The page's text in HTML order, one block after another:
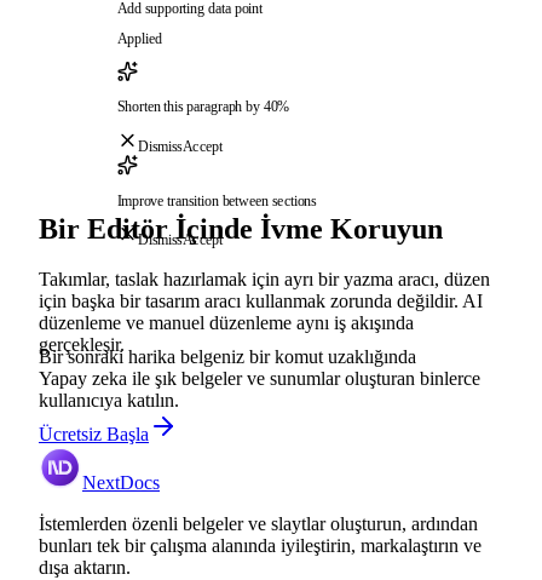
Add supporting data point
Applied
Shorten this paragraph by 40%
DismissAccept
Improve transition between sections
DismissAccept
Bir Editör İçinde İvme Koruyun
Takımlar, taslak hazırlamak için ayrı bir yazma aracı, düzen
için başka bir tasarım aracı kullanmak zorunda değildir. AI
düzenleme ve manuel düzenleme aynı iş akışında
gerçekleşir.
Bir sonraki harika belgeniz bir komut uzaklığında
Yapay zeka ile şık belgeler ve sunumlar oluşturan binlerce
kullanıcıya katılın.
Ücretsiz Başla
NextDocs
İstemlerden özenli belgeler ve slaytlar oluşturun, ardından
bunları tek bir çalışma alanında iyileştirin, markalaştırın ve
dışa aktarın.